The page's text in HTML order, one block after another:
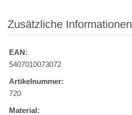
Zusätzliche Informationen
EAN:
5407010073072
Artikelnummer:
720
Material: